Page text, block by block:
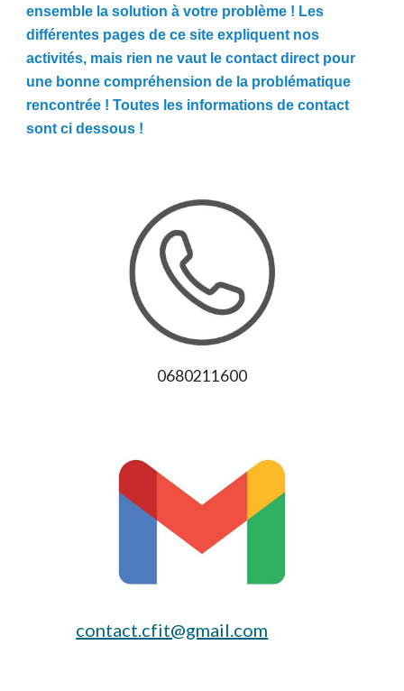
ensemble la solution à votre problème ! Les
différentes pages de ce site expliquent nos
activités, mais rien ne vaut le contact direct pour
une bonne compréhension de la problématique
rencontrée ! Toutes les informations de contact
sont ci dessous !
0680211600
contact.cfit@gmail.com